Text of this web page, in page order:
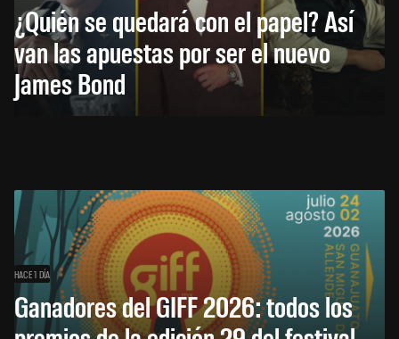
¿Quién se quedará con el papel? Así
van las apuestas por ser el nuevo
James Bond
HACE 1 DÍA
Ganadores del GIFF 2026: todos los